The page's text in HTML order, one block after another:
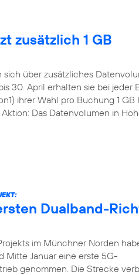
zusätzlich 1 GB
über zusätzliches
30. April erhalten sie bei jeder
ihrer Wahl pro Buchung 1
Das Datenvolumen in
Dualband-
im Münchner Norden
Mitte Januar eine erste 5G-
genommen. Die Strecke